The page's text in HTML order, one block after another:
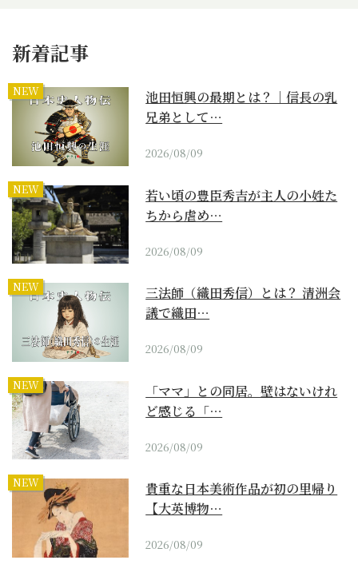
新着記事
NEW
池田恒興の最期とは？｜信長の乳
兄弟として…
2026/08/09
NEW
若い頃の豊臣秀吉が主人の小姓た
ちから虐め…
2026/08/09
NEW
三法師（織田秀信）とは？ 清洲会
議で織田…
2026/08/09
NEW
「ママ」との同居。壁はないけれ
ど感じる「…
2026/08/09
NEW
貴重な日本美術作品が初の里帰り
【大英博物…
2026/08/09